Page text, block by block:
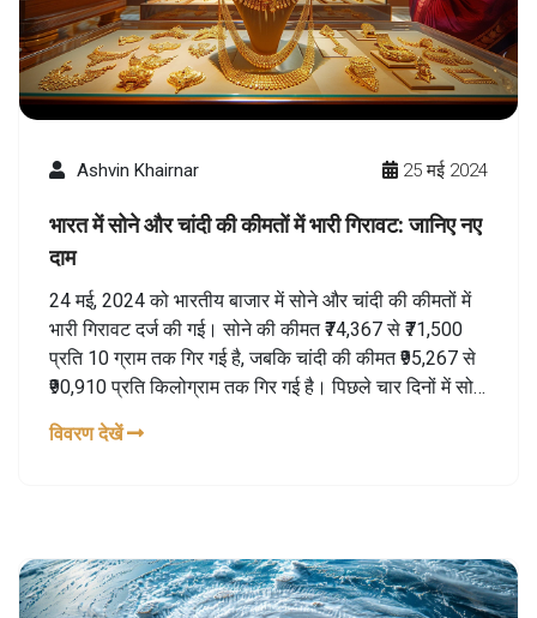
Ashvin Khairnar 25 मई 2024
भारत में सोने और चांदी की कीमतों में भारी गिरावट: जानिए नए
दाम
24 मई, 2024 को भारतीय बाजार में सोने और चांदी की कीमतों में
भारी गिरावट दर्ज की गई। सोने की कीमत ₹74,367 से ₹71,500
प्रति 10 ग्राम तक गिर गई है, जबकि चांदी की कीमत ₹95,267 से
₹90,910 प्रति किलोग्राम तक गिर गई है। पिछले चार दिनों में सोने
विवरण देखें